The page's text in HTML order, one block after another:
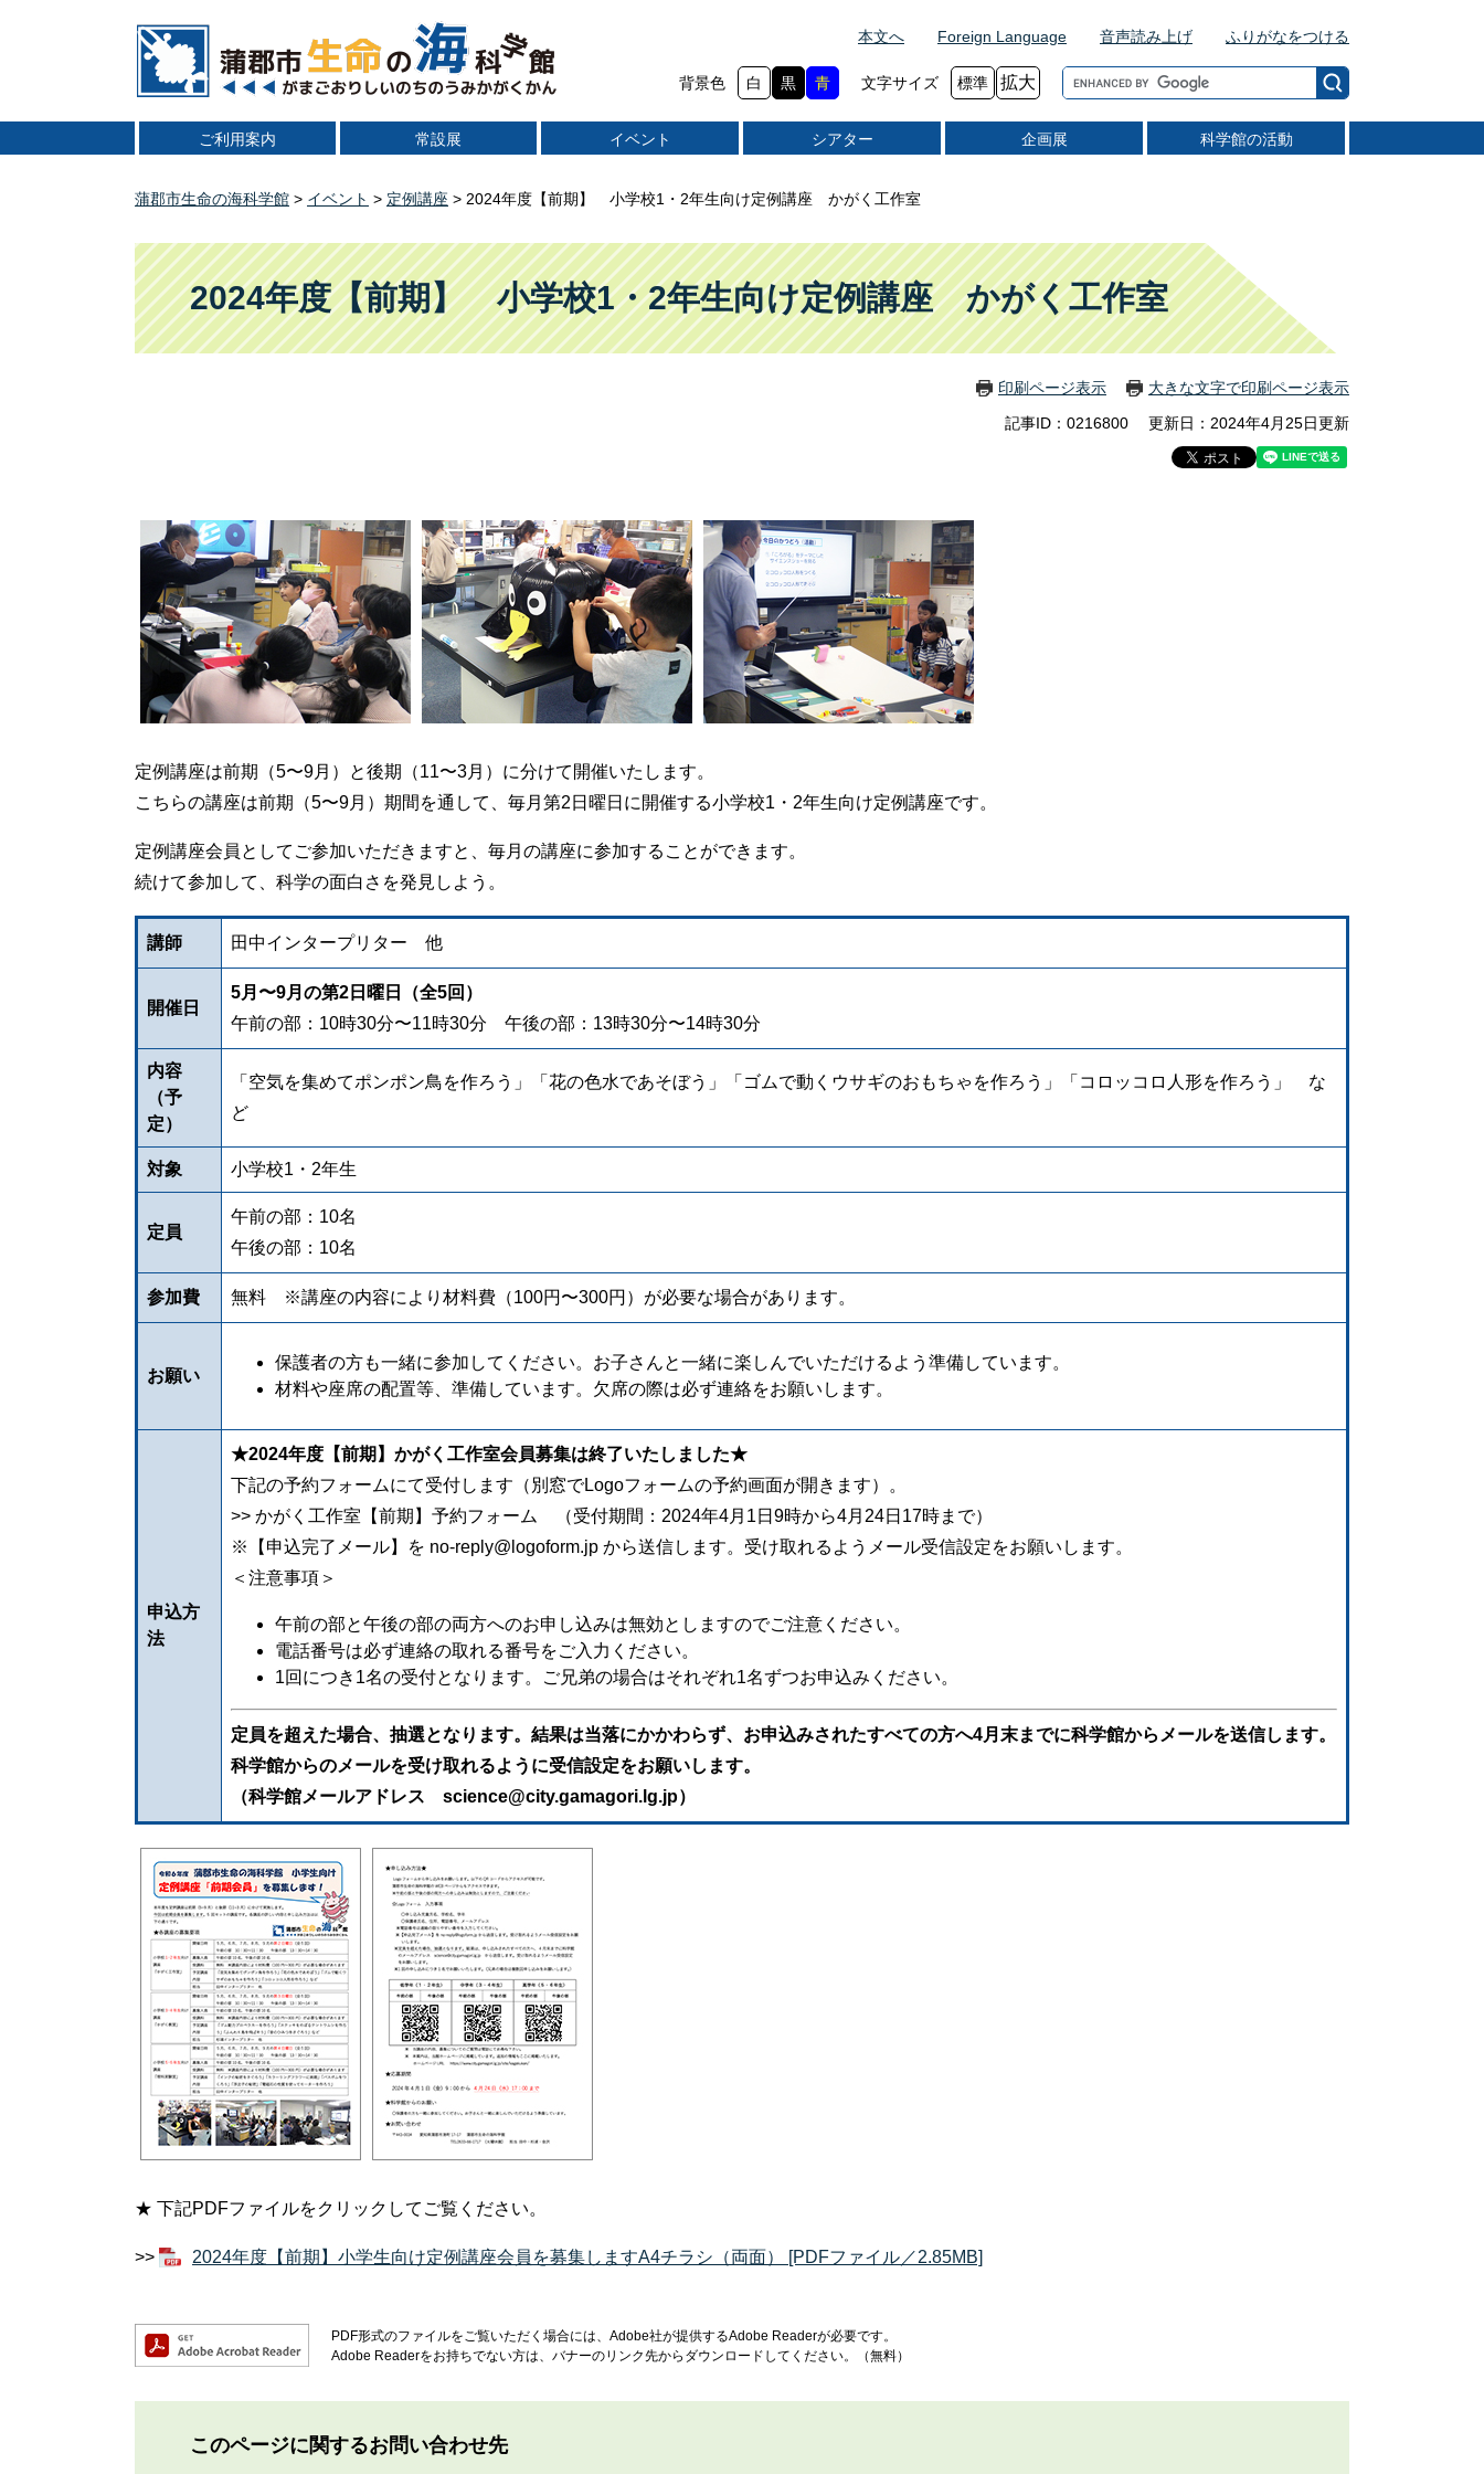
先
を
本文へ Foreign Language 音声読み上げ ふりがなをつける
背景色 白 黒 青 文字サイズ 標準 拡大
G
o
o
g
ス
タ
ム
検
索
ご利用案内 常設展 イベント シアター 企画展 科学館の活動
蒲郡市生命の海科学館 > イベント > 定例講座 > 2024年度【前期】 小学校1・2年生向け定例講座 かがく工作室
本
文
2024年度【前期】 小学校1・2年生向け定例講座 かがく工作室
印刷ページ表示
大きな文字で印刷ページ表示
記事ID：0216800
更新日：2024年4月25日更新
定例講座は前期（5〜9月）と後期（11〜3月）に分けて開催いたします。
こちらの講座は前期（5〜9月）期間を通して、毎月第2日曜日に開催する小学校1・2年生向け定例講座です。
定例講座会員としてご参加いただきますと、毎月の講座に参加することができます。
続けて参加して、科学の面白さを発見しよう。
講師 田中インタープリター 他
開催日
5月〜9月の第2日曜日（全5回）
午前の部：10時30分〜11時30分 午後の部：13時30分〜14時30分
内容
（予
定）
「空気を集めてポンポン鳥を作ろう」「花の色水であそぼう」「ゴムで動くウサギのおもちゃを作ろう」「コロッコロ人形を作ろう」 な
ど
対象 小学校1・2年生
定員
午前の部：10名
午後の部：10名
参加費 無料 ※講座の内容により材料費（100円〜300円）が必要な場合があります。
お願い
保護者の方も一緒に参加してください。お子さんと一緒に楽しんでいただけるよう準備しています。
材料や座席の配置等、準備しています。欠席の際は必ず連絡をお願いします。
申込方
法
★2024年度【前期】かがく工作室会員募集は終了いたしました★
下記の予約フォームにて受付します（別窓でLogoフォームの予約画面が開きます）。
>> かがく工作室【前期】予約フォーム （受付期間：2024年4月1日9時から4月24日17時まで）
※【申込完了メール】を no-reply@logoform.jp から送信します。受け取れるようメール受信設定をお願いします。
＜注意事項＞
午前の部と午後の部の両方へのお申し込みは無効としますのでご注意ください。
電話番号は必ず連絡の取れる番号をご入力ください。
1回につき1名の受付となります。ご兄弟の場合はそれぞれ1名ずつお申込みください。
定員を超えた場合、抽選となります。結果は当落にかかわらず、お申込みされたすべての方へ4月末までに科学館からメールを送信します。
科学館からのメールを受け取れるように受信設定をお願いします。
（科学館メールアドレス science@city.gamagori.lg.jp）
★ 下記PDFファイルをクリックしてご覧ください。
>> 2024年度【前期】小学生向け定例講座会員を募集しますA4チラシ（両面） [PDFファイル／2.85MB]
PDF形式のファイルをご覧いただく場合には、Adobe社が提供するAdobe Readerが必要です。
Adobe Readerをお持ちでない方は、バナーのリンク先からダウンロードしてください。（無料）
このページに関するお問い合わせ先